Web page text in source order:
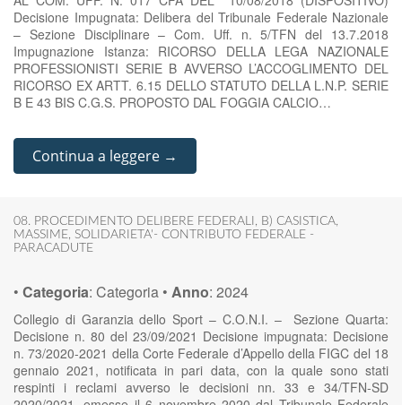
Decisione Impugnata: Delibera del Tribunale Federale Nazionale
– Sezione Disciplinare – Com. Uff. n. 5/TFN del 13.7.2018
Impugnazione Istanza: RICORSO DELLA LEGA NAZIONALE
PROFESSIONISTI SERIE B AVVERSO L’ACCOGLIMENTO DEL
RICORSO EX ARTT. 6.15 DELLO STATUTO DELLA L.N.P. SERIE
B E 43 BIS C.G.S. PROPOSTO DAL FOGGIA CALCIO…
Continua a leggere →
08. PROCEDIMENTO DELIBERE FEDERALI , B) CASISTICA,
MASSIME, SOLIDARIETA'- CONTRIBUTO FEDERALE -
PARACADUTE
• Categoria: Categoria • Anno: 2024
Collegio di Garanzia dello Sport – C.O.N.I. – Sezione Quarta:
Decisione n. 80 del 23/09/2021 Decisione impugnata: Decisione
n. 73/2020-2021 della Corte Federale d’Appello della FIGC del 18
gennaio 2021, notificata in pari data, con la quale sono stati
respinti i reclami avverso le decisioni nn. 33 e 34/TFN-SD